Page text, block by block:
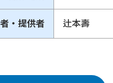
・提供者 辻本壽